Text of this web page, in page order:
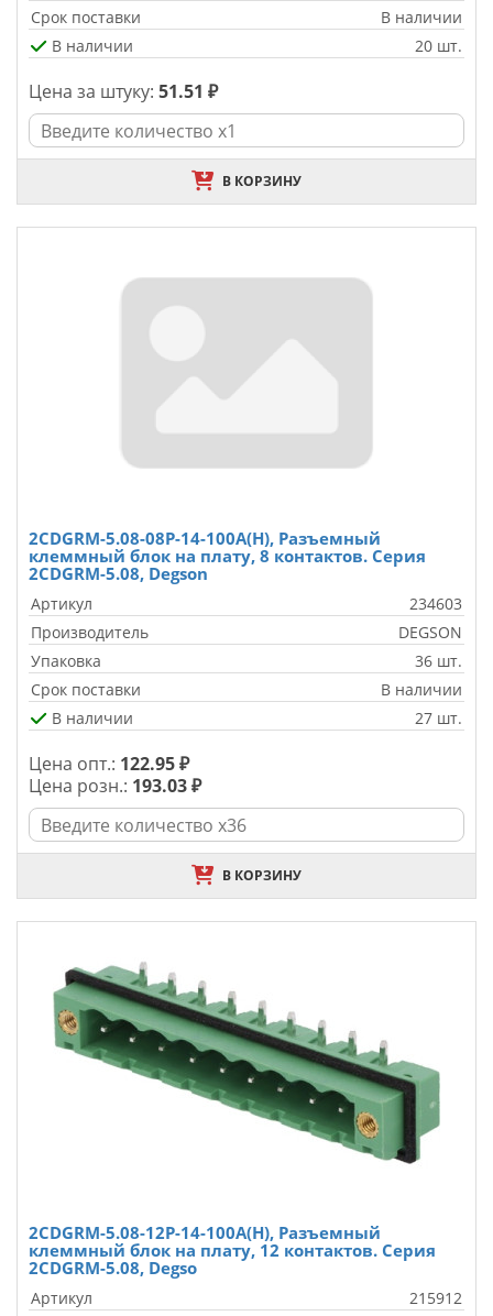
Срок поставки
В наличии
В наличии
20 шт.
Цена за штуку: 51.51 ₽
В КОРЗИНУ
2CDGRM-5.08-08P-14-100A(H), Разъемный
клеммный блок на плату, 8 контактов. Серия
2CDGRM-5.08, Degson
Артикул
234603
Производитель
DEGSON
Упаковка
36 шт.
Срок поставки
В наличии
В наличии
27 шт.
Цена опт.: 122.95 ₽
Цена розн.: 193.03 ₽
В КОРЗИНУ
2CDGRM-5.08-12P-14-100A(H), Разъемный
клеммный блок на плату, 12 контактов. Серия
2CDGRM-5.08, Degso
Артикул 215912